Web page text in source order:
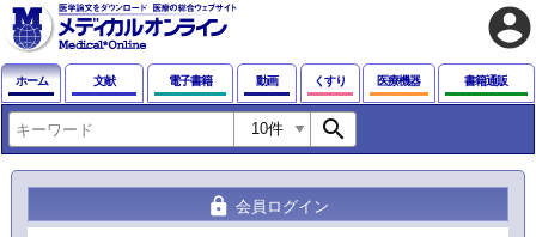
account_circle
ホーム 文献 電子書籍 動画 くすり 医療機器 書籍通販
search
lock 会員ログイン